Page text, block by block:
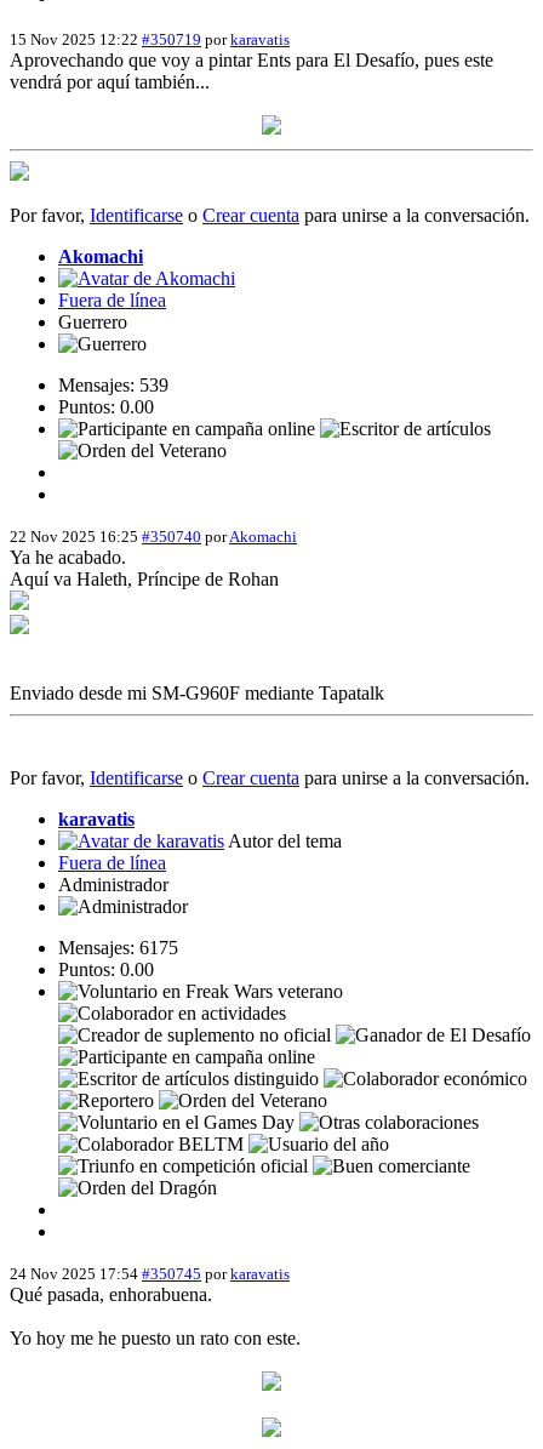
15 Nov 2025 12:22 #350719 porkaravatis
Aprovechando que voy a pintar Ents para El Desafío, pues este
vendrá por aquí también...
Por favor, Identificarse o Crear cuenta para unirse a la conversación.
Akomachi
Fuera de línea
Guerrero
Mensajes: 539
Puntos: 0.00
22 Nov 2025 16:25 #350740 porAkomachi
Ya he acabado.
Aquí va Haleth, Príncipe de Rohan
Enviado desde mi SM-G960F mediante Tapatalk
Por favor, Identificarse o Crear cuenta para unirse a la conversación.
karavatis
Autor del tema
Fuera de línea
Administrador
Mensajes: 6175
Puntos: 0.00
24 Nov 2025 17:54 #350745 porkaravatis
Qué pasada, enhorabuena.
Yo hoy me he puesto un rato con este.